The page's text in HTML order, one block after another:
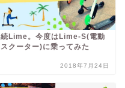
続Lime。今度はLime-S(電動
スクーター)に乗ってみた
2018年7月24日